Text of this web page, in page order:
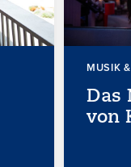
MUSIK
Das
von